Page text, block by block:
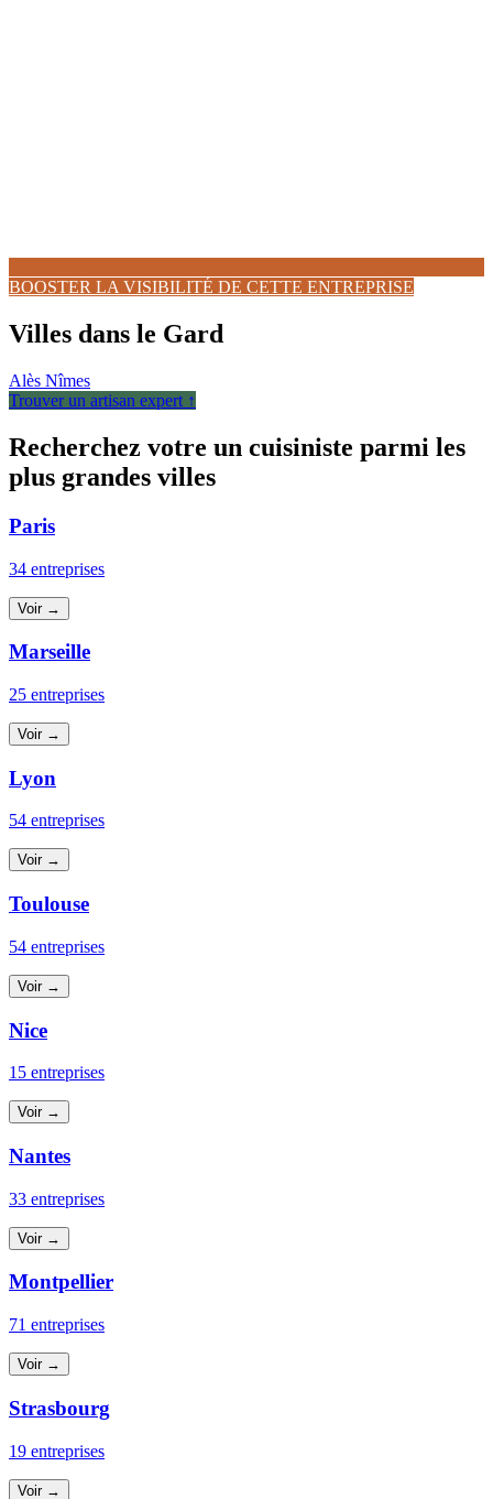
BOOSTER LA VISIBILITÉ DE CETTE ENTREPRISE
Villes dans le Gard
Alès Nîmes
Trouver un artisan expert ↑
Recherchez votre un cuisiniste parmi les
plus grandes villes
Paris
34 entreprises
Voir →
Marseille
25 entreprises
Voir →
Lyon
54 entreprises
Voir →
Toulouse
54 entreprises
Voir →
Nice
15 entreprises
Voir →
Nantes
33 entreprises
Voir →
Montpellier
71 entreprises
Voir →
Strasbourg
19 entreprises
Voir →